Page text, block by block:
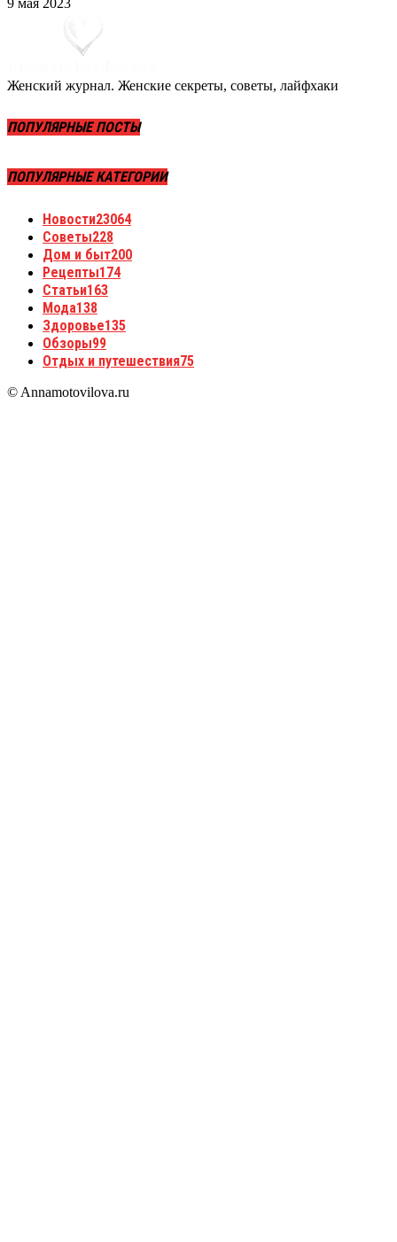
9 мая 2023
Женский журнал. Женские секреты, советы, лайфхаки
ПОПУЛЯРНЫЕ ПОСТЫ
ПОПУЛЯРНЫЕ КАТЕГОРИИ
Новости23064
Советы228
Дом и быт200
Рецепты174
Статьи163
Мода138
Здоровье135
Обзоры99
Отдых и путешествия75
© Annamotovilova.ru